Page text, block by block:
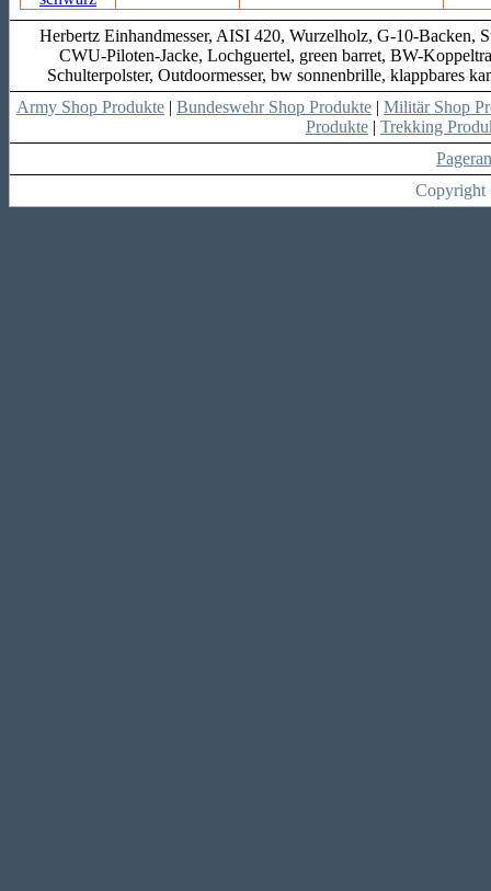
Herbertz Einhandmesser, AISI 420, Wurzelholz, G-10-Backen,
CWU-Piloten-Jacke, Lochguertel, green barret, BW-
Schulterpolster, Outdoormesser, bw sonnenbrille, klappbares
Army Shop Produkte | Bundeswehr Shop Produkte | Militär Shop
Produkte | Trekking